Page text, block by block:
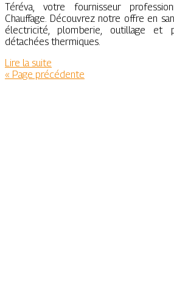
Téréva, votre fournisseur
Chauffage. Découvrez notre offre en
électricité, plomberie, outillage et
détachées thermiques.
Lire la suite
« Page précédente